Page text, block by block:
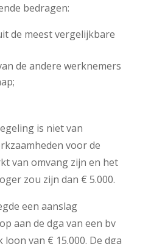
bedragen:
de meest vergelijkbare
de andere werknemers
is niet van
voor de
van omvang zijn en het
zou zijn dan € 5.000.
een aanslag
aan de dga van een bv
van € 15.000. De dga